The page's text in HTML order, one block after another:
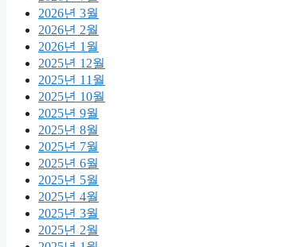
2026년 3월
2026년 2월
2026년 1월
2025년 12월
2025년 11월
2025년 10월
2025년 9월
2025년 8월
2025년 7월
2025년 6월
2025년 5월
2025년 4월
2025년 3월
2025년 2월